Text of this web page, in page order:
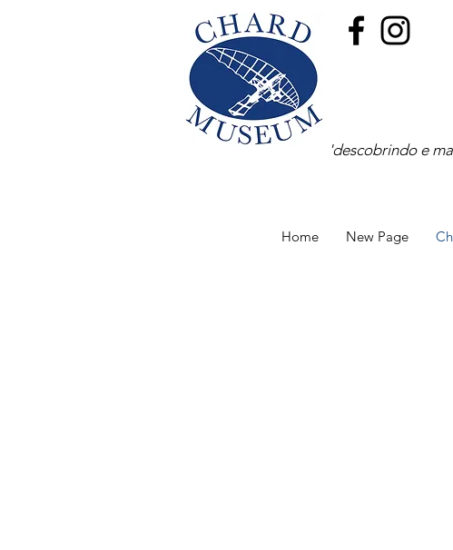
'descobrindo e
Home New Page